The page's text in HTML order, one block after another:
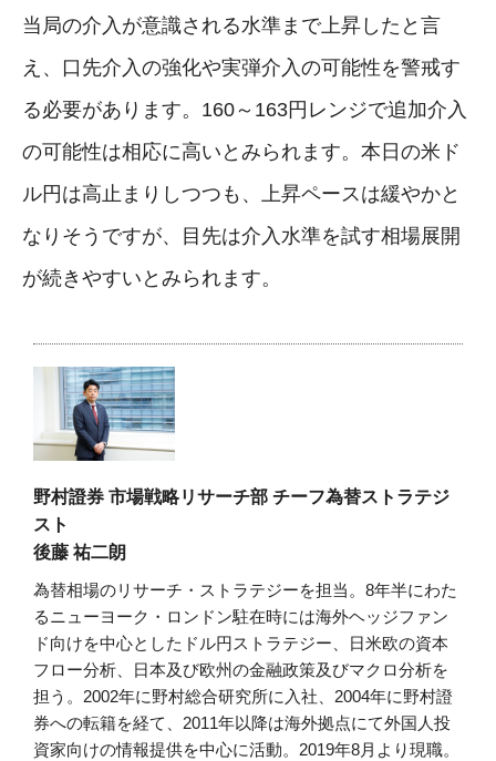
当局の介入が意識される水準まで上昇したと言
え、口先介入の強化や実弾介入の可能性を警戒す
る必要があります。160～163円レンジで追加介入
の可能性は相応に高いとみられます。本日の米ド
ル円は高止まりしつつも、上昇ペースは緩やかと
なりそうですが、目先は介入水準を試す相場展開
が続きやすいとみられます。
野村證券 市場戦略リサーチ部 チーフ為替ストラテジ
スト
後藤 祐二朗
為替相場のリサーチ・ストラテジーを担当。8年半にわた
るニューヨーク・ロンドン駐在時には海外ヘッジファン
ド向けを中心としたドル円ストラテジー、日米欧の資本
フロー分析、日本及び欧州の金融政策及びマクロ分析を
担う。2002年に野村総合研究所に入社、2004年に野村證
券への転籍を経て、2011年以降は海外拠点にて外国人投
資家向けの情報提供を中心に活動。2019年8月より現職。